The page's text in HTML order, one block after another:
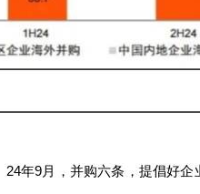
24年9月，并购六条，提倡好企